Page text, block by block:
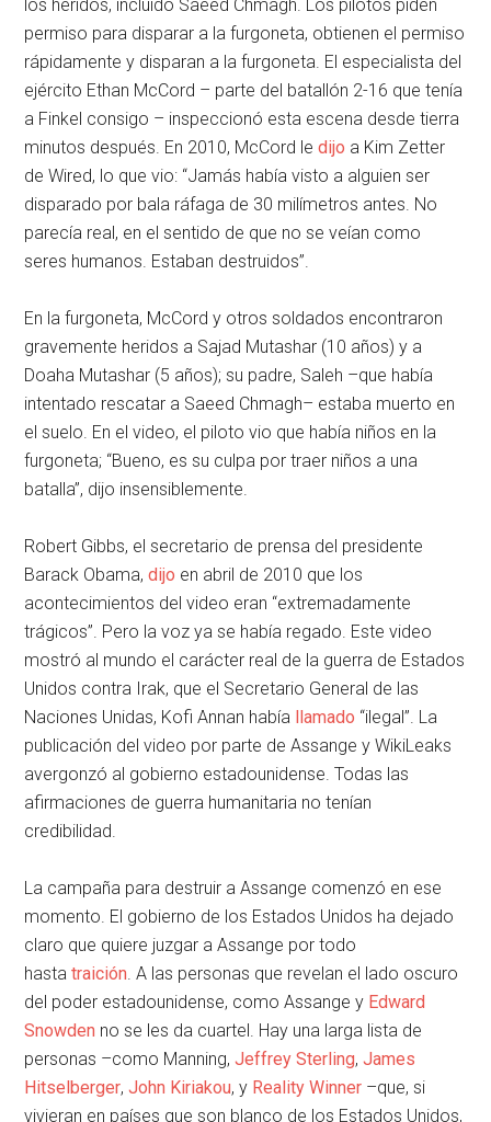
los heridos, incluido Saeed Chmagh. Los pilotos piden
permiso para disparar a la furgoneta, obtienen el permiso
rápidamente y disparan a la furgoneta. El especialista del
ejército Ethan McCord – parte del batallón 2-16 que tenía
a Finkel consigo – inspeccionó esta escena desde tierra
minutos después. En 2010, McCord ledijo a Kim Zetter
de Wired, lo que vio: “Jamás había visto a alguien ser
disparado por bala ráfaga de 30 milímetros antes. No
parecía real, en el sentido de que no se veían como
seres humanos. Estaban destruidos”.
En la furgoneta, McCord y otros soldados encontraron
gravemente heridos a Sajad Mutashar (10 años) y a
Doaha Mutashar (5 años); su padre, Saleh –que había
intentado rescatar a Saeed Chmagh– estaba muerto en
el suelo. En el video, el piloto vio que había niños en la
furgoneta; “Bueno, es su culpa por traer niños a una
batalla”, dijo insensiblemente.
Robert Gibbs, el secretario de prensa del presidente
Barack Obama,dijo en abril de 2010 que los
acontecimientos del video eran “extremadamente
trágicos”. Pero la voz ya se había regado. Este video
mostró al mundo el carácter real de la guerra de Estados
Unidos contra Irak, que el Secretario General de las
Naciones Unidas, Kofi Annan había
llamado “ilegal”. La
publicación del video por parte de Assange y WikiLeaks
avergonzó al gobierno estadounidense. Todas las
afirmaciones de guerra humanitaria no tenían
credibilidad.
La campaña para destruir a Assange comenzó en ese
momento. El gobierno de los Estados Unidos ha dejado
claro que quiere juzgar a Assange por todo
hastatraición. A las personas que revelan el lado oscuro
del poder estadounidense, como Assange y Edward
Snowden no se les da cuartel. Hay una larga lista de
personas –como Manning,Jeffrey Sterling,James
Hitselberger,John Kiriakou, y Reality Winner –que, si
vivieran en países que son blanco de los Estados Unidos,